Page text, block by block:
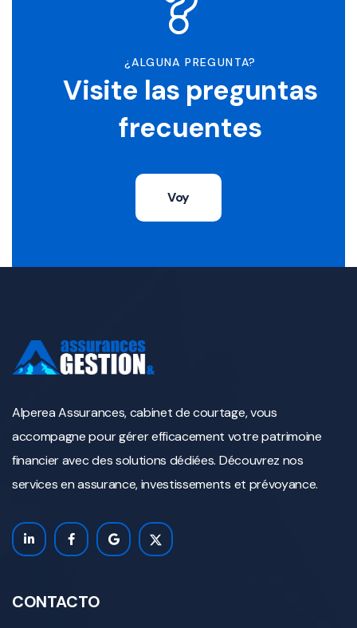
¿ALGUNA PREGUNTA?
Visite las preguntas
frecuentes
Voy
Alperea Assurances, cabinet de courtage, vous
accompagne pour gérer efficacement votre patrimoine
financier avec des solutions dédiées. Découvrez nos
services en assurance, investissements et prévoyance.
CONTACTO